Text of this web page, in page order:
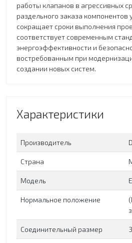
работы клапанов в агрессивных
раздельного заказа компонентов
сокращает сроки выполнения
соответствует современным
энергоэффективности и
востребованным при
создании новых систем.
Характеристики
Производитель
Страна
Модель
Нормальное положение
Соединительный размер